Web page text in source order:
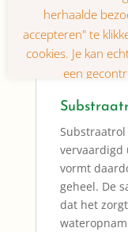
kilogram;
kilogram;
vervaardigd
vormt
geheel. De
dat het